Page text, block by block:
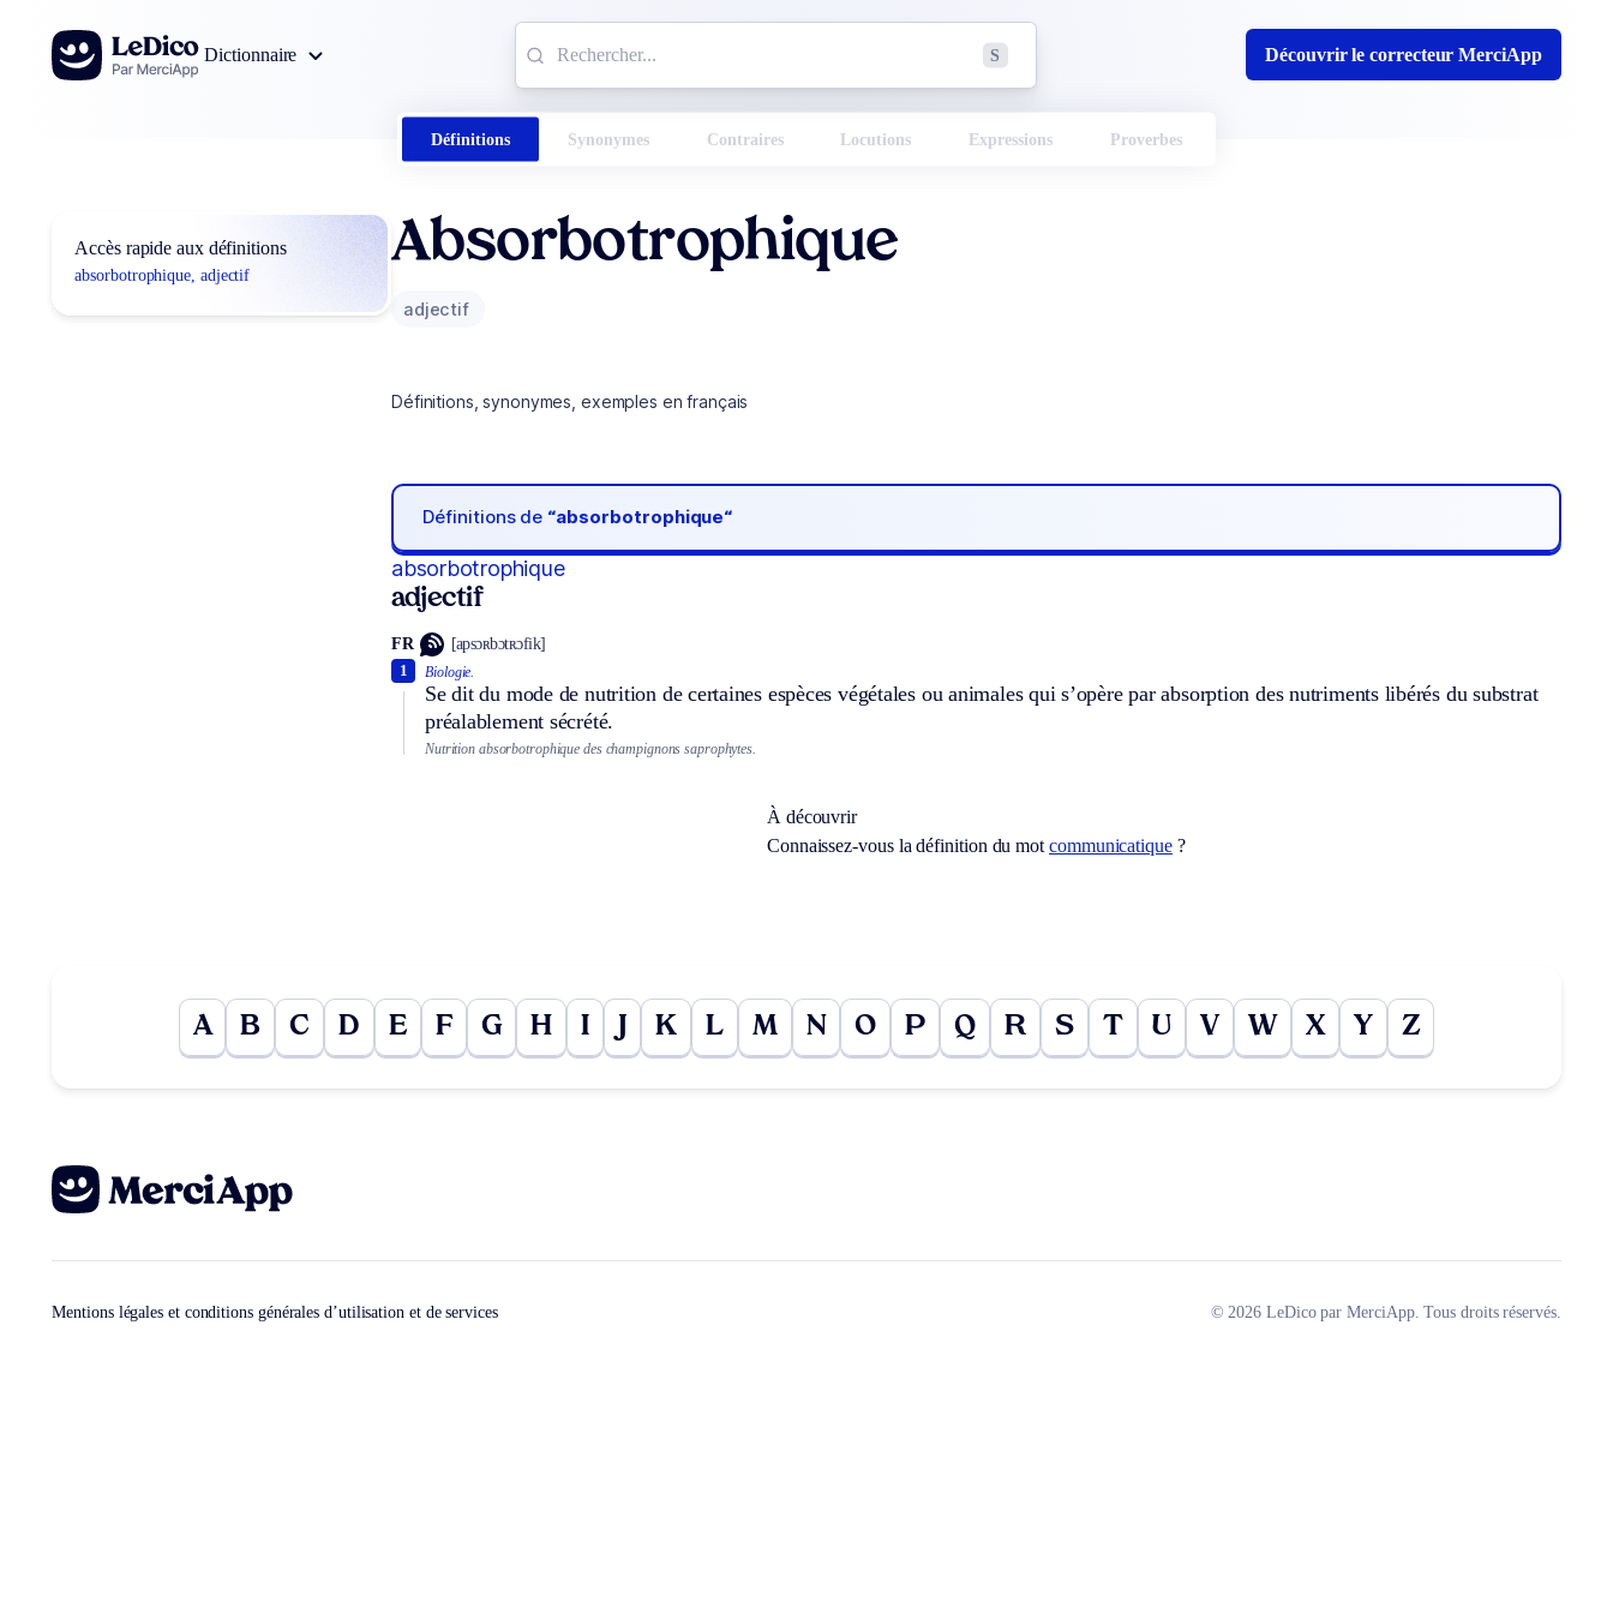
Aller au contenu
Dictionnaire
S Découvrir le correcteur MerciApp
Définitions Synonymes Contraires Locutions Expressions Proverbes
Accès rapide aux définitions
absorbotrophique, adjectif
Absorbotrophique
adjectif
Définitions, synonymes, exemples en français
Définitions de “absorbotrophique“
absorbotrophique
adjectif
FR [apsɔʀbɔtʀɔfik]
Biologie.
Se dit du mode de nutrition de certaines espèces végétales ou animales qui s’opère par absorption des nutriments libérés du substrat
préalablement sécrété.
1
Nutrition absorbotrophique des champignons saprophytes.
À découvrir
Connaissez-vous la définition du motcommunicatique?
A B C D E F G H I J K L M N O P Q R S T U V W X Y Z
Mentions légales et conditions générales d’utilisation et de services © 2026 LeDico par MerciApp. Tous droits réservés.